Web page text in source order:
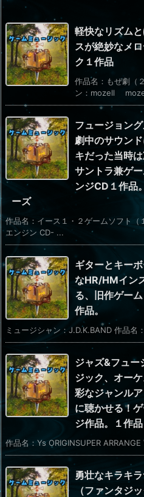
軽快なリズム
スが絶妙なメ
ク１作品
作品名：もぜ劇（
ン：mozell
フュージョン
劇中のサウン
キだった当時
サントラ兼ゲ
ンジCD１作品
ーズ
作品名：イース１・２ゲームソフト（
エンジン CD- ...
ギターとキー
なHR/HMイン
る、旧作ゲー
作品。
ミュージシャン：J.D.K.BAND 作品名
ジャズ&フュー
ジック、オー
彩なジャンル
に聴かせる！
ジ作品。１作品
作品名：Ys ORIGINSUPER
勇壮なキラキ
（ファンタジ